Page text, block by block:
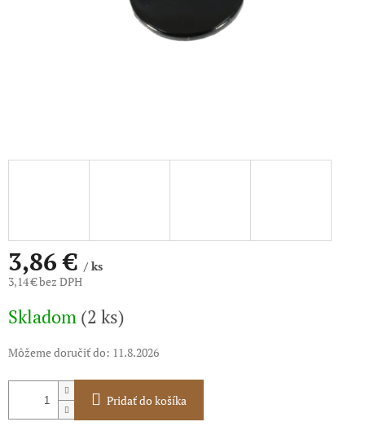
3,86 €/ ks
3,14 € bez DPH
cena:
Skladom (2 ks)
Môžeme doručiť do: 11.8.2026
Pridať do košíka